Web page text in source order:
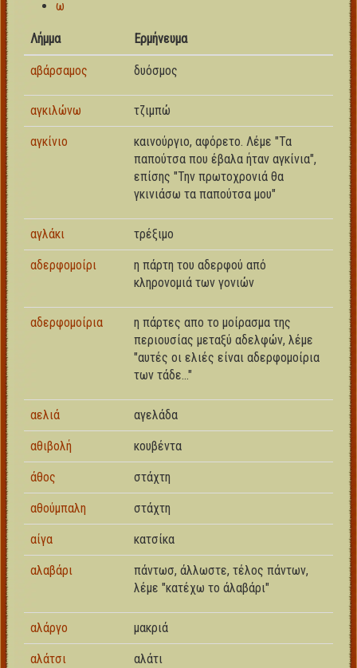
ω
Λήμμα Ερμήνευμα
αβάρσαμος δυόσμος
αγκιλώνω τζιμπώ
αγκίνιο
καινούργιο, αφόρετο. Λέμε "Τα
παπούτσα που έβαλα ήταν αγκίνια",
επίσης "Την πρωτοχρονιά θα
γκινιάσω τα παπούτσα μου"
αγλάκι τρέξιμο
αδερφομοίρι
η πάρτη του αδερφού από
κληρονομιά των γονιών
αδερφομοίρια
η πάρτες απο το μοίρασμα της
περιουσίας μεταξύ αδελφών, λέμε
"αυτές οι ελιές είναι αδερφομοίρια
των τάδε..."
αελιά αγελάδα
αθιβολή κουβέντα
άθος στάχτη
αθούμπαλη στάχτη
αίγα κατσίκα
αλαβάρι πάντωσ, άλλωστε, τέλος πάντων,
λέμε "κατέχω το άλαβάρι"
αλάργο μακριά
αλάτσι αλάτι